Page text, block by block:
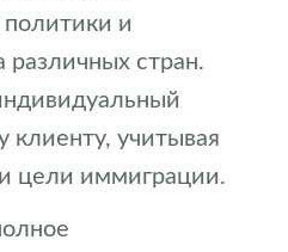
и
различных стран.
клиенту, учитывая
цели иммиграции.